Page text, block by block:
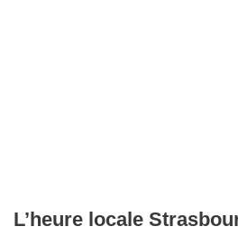
L’heure locale